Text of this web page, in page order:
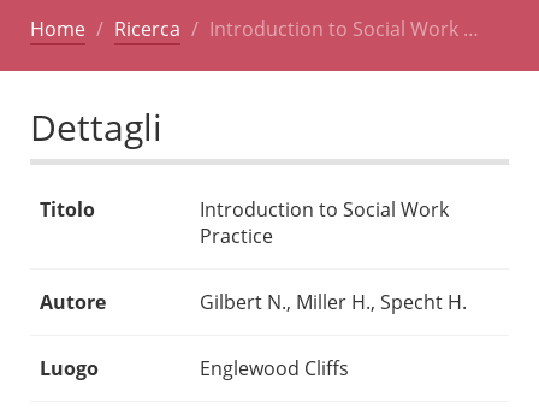
Home Ricerca Introduction to Social Work …
Dettagli
Titolo
Introduction to Social Work
Practice
Autore Gilbert N., Miller H., Specht H.
Luogo Englewood Cliffs